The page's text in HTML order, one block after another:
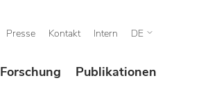
Presse Kontakt Intern DE
Forschung Publikationen